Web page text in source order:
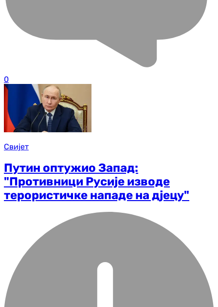
0
Свијет
Путин оптужио Запад:
"Противници Русије изводе
терористичке нападе на дјецу"